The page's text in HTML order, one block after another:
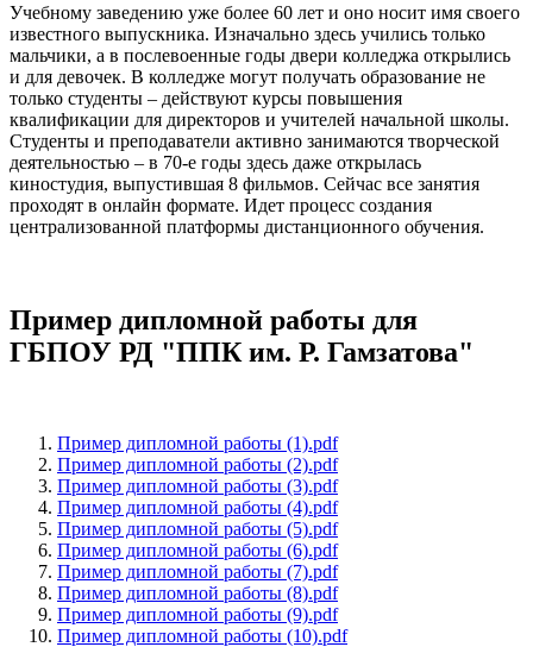
Учебному заведению уже более 60 лет и оно носит имя своего
известного выпускника. Изначально здесь учились только
мальчики, а в послевоенные годы двери колледжа открылись
и для девочек. В колледже могут получать образование не
только студенты – действуют курсы повышения
квалификации для директоров и учителей начальной школы.
Студенты и преподаватели активно занимаются творческой
деятельностью – в 70-е годы здесь даже открылась
киностудия, выпустившая 8 фильмов. Сейчас все занятия
проходят в онлайн формате. Идет процесс создания
централизованной платформы дистанционного обучения.
Пример дипломной работы для
ГБПОУ РД "ППК им. Р. Гамзатова"
Пример дипломной работы (1).pdf
Пример дипломной работы (2).pdf
Пример дипломной работы (3).pdf
Пример дипломной работы (4).pdf
Пример дипломной работы (5).pdf
Пример дипломной работы (6).pdf
Пример дипломной работы (7).pdf
Пример дипломной работы (8).pdf
Пример дипломной работы (9).pdf
Пример дипломной работы (10).pdf